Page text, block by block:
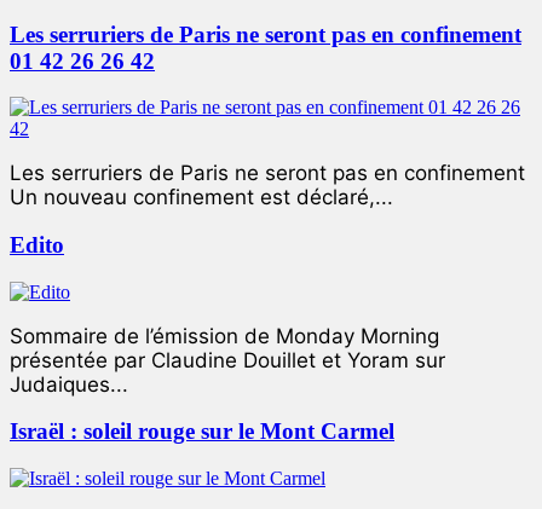
Les serruriers de Paris ne seront pas en confinement
01 42 26 26 42
Les serruriers de Paris ne seront pas en confinement
Un nouveau confinement est déclaré,...
Edito
Sommaire de l’émission de Monday Morning
présentée par Claudine Douillet et Yoram sur
Judaiques...
Israël : soleil rouge sur le Mont Carmel